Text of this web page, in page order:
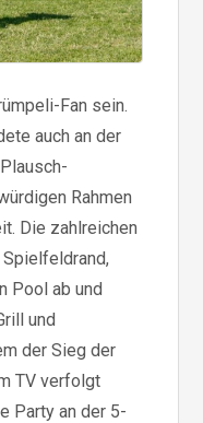
Fan sein.
auch an der
Rahmen
Die zahlreichen
Pool ab und
und
der Sieg der
TV verfolgt
Party an der 5-